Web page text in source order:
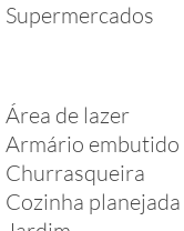
Supermercados
Área de lazer
Armário embutido
Churrasqueira
Cozinha planejada